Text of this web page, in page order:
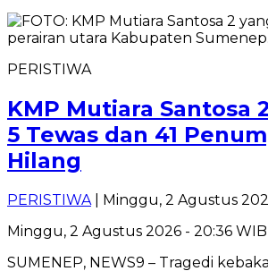
PERISTIWA
KMP Mutiara Santosa
5 Tewas dan 41
Hilang
PERISTIWA| Minggu, 2 Agustus
Minggu, 2 Agustus 2026 - 20:36 WIB
SUMENEP, NEWS9 – Tragedi